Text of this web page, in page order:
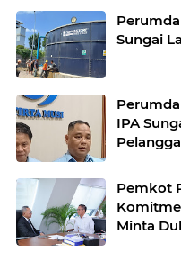
Sungai
IPA
Pemkot
Minta